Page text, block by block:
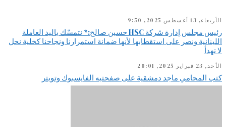
الأربعاء, 13 أغسطس 2025, 9:50
رئيس مجلس إدارة شركة HSC حسين صالح:* نتمسّك باليد العاملة
اللبنانية ونصر على استقطابها لأنها ضمانة استمرارنا ونجاحنا كخلية نحل
لا تهدأ
الأحد, 23 فبراير 2025, 20:01
كتب المحامي ماجد دمشقية على صفحتيه الفايسبوك وتويتر